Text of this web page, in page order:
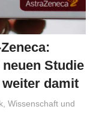
Studie
damit
,Wissenschaft und